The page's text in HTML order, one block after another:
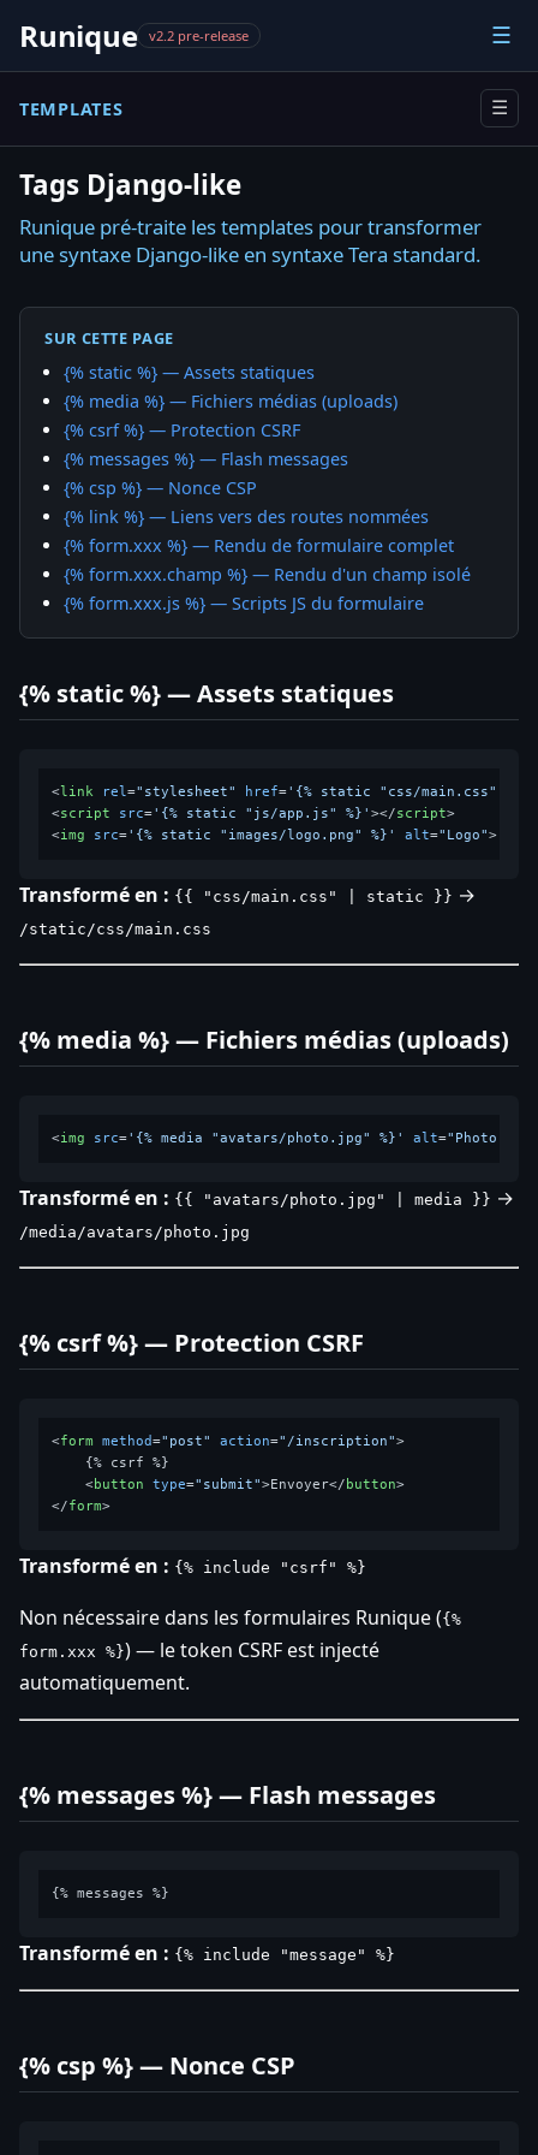
Runique v2.2 pre-release ☰
TEMPLATES ☰
Tags Django-like
Runique pré-traite les templates pour transformer
une syntaxe Django-like en syntaxe Tera standard.
SUR CETTE PAGE
{% static %} — Assets statiques
{% media %} — Fichiers médias (uploads)
{% csrf %} — Protection CSRF
{% messages %} — Flash messages
{% csp %} — Nonce CSP
{% link %} — Liens vers des routes nommées
{% form.xxx %} — Rendu de formulaire complet
{% form.xxx.champ %} — Rendu d'un champ isolé
{% form.xxx.js %} — Scripts JS du formulaire
{% static %} — Assets statiques
<link rel="stylesheet" href='{% static "css/main.css" %}'
<script src='{% static "js/app.js" %}'></script>
<img src='{% static "images/logo.png" %}' alt="Logo">
Transformé en : {{ "css/main.css" | static }} →
/static/css/main.css
{% media %} — Fichiers médias (uploads)
<img src='{% media "avatars/photo.jpg" %}' alt="Photo de
Transformé en : {{ "avatars/photo.jpg" | media }} →
/media/avatars/photo.jpg
{% csrf %} — Protection CSRF
<form method="post" action="/inscription">
    {% csrf %}
<button type="submit">Envoyer</ button>
</form>
Transformé en : {% include "csrf" %}
Non nécessaire dans les formulaires Runique ({%
form.xxx %}) — le token CSRF est injecté
automatiquement.
{% messages %} — Flash messages
Transformé en : {% include "message" %}
{% csp %} — Nonce CSP